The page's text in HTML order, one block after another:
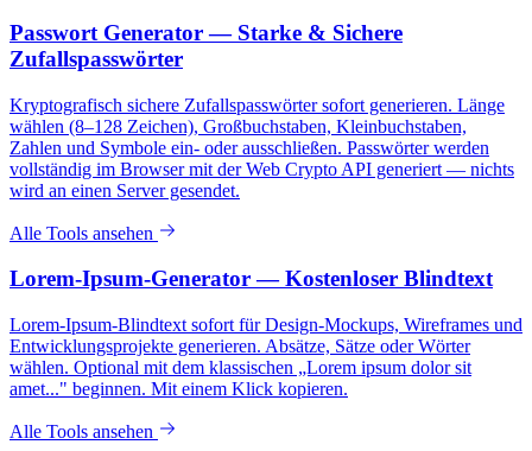
Passwort Generator — Starke & Sichere
Zufallspasswörter
Kryptografisch sichere Zufallspasswörter sofort generieren. Länge
wählen (8–128 Zeichen), Großbuchstaben, Kleinbuchstaben,
Zahlen und Symbole ein- oder ausschließen. Passwörter werden
vollständig im Browser mit der Web Crypto API generiert — nichts
wird an einen Server gesendet.
Alle Tools ansehen
Lorem-Ipsum-Generator — Kostenloser Blindtext
Lorem-Ipsum-Blindtext sofort für Design-Mockups, Wireframes und
Entwicklungsprojekte generieren. Absätze, Sätze oder Wörter
wählen. Optional mit dem klassischen „Lorem ipsum dolor sit
amet..." beginnen. Mit einem Klick kopieren.
Alle Tools ansehen